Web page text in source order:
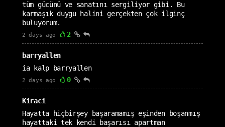
tüm gücünü ve sanatını sergiliyor gibi. Bu
karmaşık duygu halini gerçekten çok ilginç
buluyorum.
2 days ago 2
barryallen
ia kalp barryallen
2 days ago 0
Kiraci
Hayatta hiçbirşey başaramamış eşinden boşanmış
hayattaki tek kendi başarısı apartman